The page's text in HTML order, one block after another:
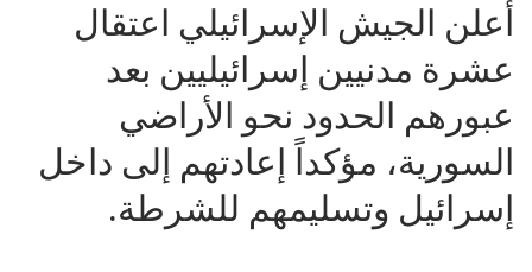
أعلن الجيش الإسرائيلي اعتقال
عشرة مدنيين إسرائيليين بعد
عبورهم الحدود نحو الأراضي
السورية، مؤكداً إعادتهم إلى داخل
إسرائيل وتسليمهم للشرطة.